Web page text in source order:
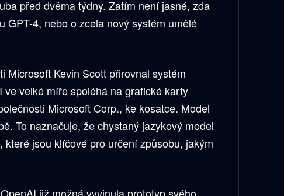
před dvěma týdny. Zatím není jasné, zda
GPT-4, nebo o zcela nový systém umělé
Microsoft Kevin Scott přirovnal systém
velké míře spoléhá na grafické karty
Microsoft Corp., ke kosatce. Model
To naznačuje, že chystaný jazykový model
jsou klíčové pro určení způsobu, jakým
již možná vyvinula prototyp svého